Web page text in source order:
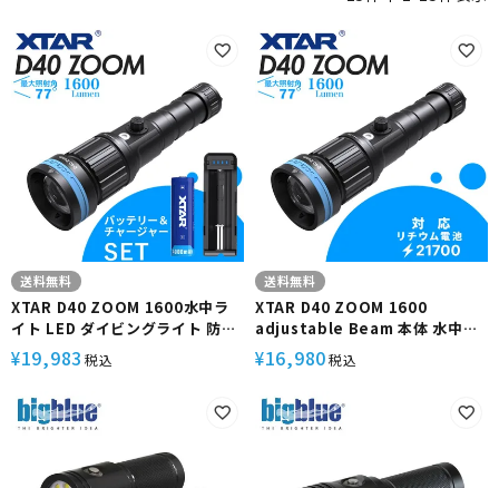
送料無料
XTAR D40 ZOOM 1600水中ラ
イト LED ダイビングライト 防水
コンパクト ハンディライト フル
セット 充電式 電池 充電器 付属エ
クスター セット 調整 最大部77度
水中アクティビティ ダイビング
¥19,983 税込
送料無料
XTAR D40 ZOOM 1600
adjustable Beam 本体 水中ラ
イト LED ダイビングライト 防水
コンパクト ハンディライト 充電
式 電池 充電器なし エクスター 単
品 水中アクティビティ ダイビン
グ タイプC
¥16,980税込